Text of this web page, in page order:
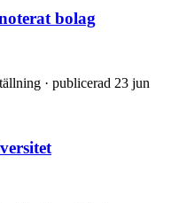
bolag
· publicerad 23 jun